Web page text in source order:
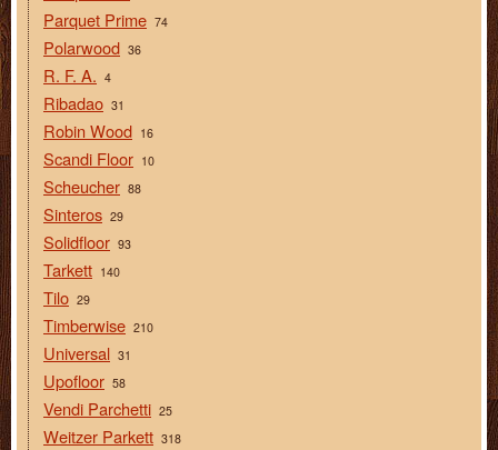
Parquet Prime 74
Polarwood 36
R. F. A. 4
Ribadao 31
Robin Wood 16
Scandi Floor 10
Scheucher 88
Sinteros 29
Solidfloor 93
Tarkett 140
Tilo 29
Timberwise 210
Universal 31
Upofloor 58
Vendi Parchetti 25
Weitzer Parkett 318